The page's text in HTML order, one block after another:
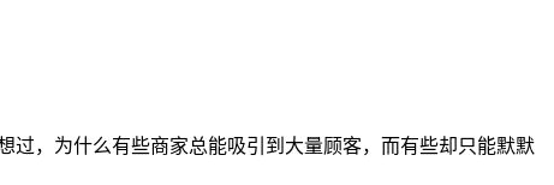
过，为什么有些商家总能吸引到大量顾客，而有些却只能默默